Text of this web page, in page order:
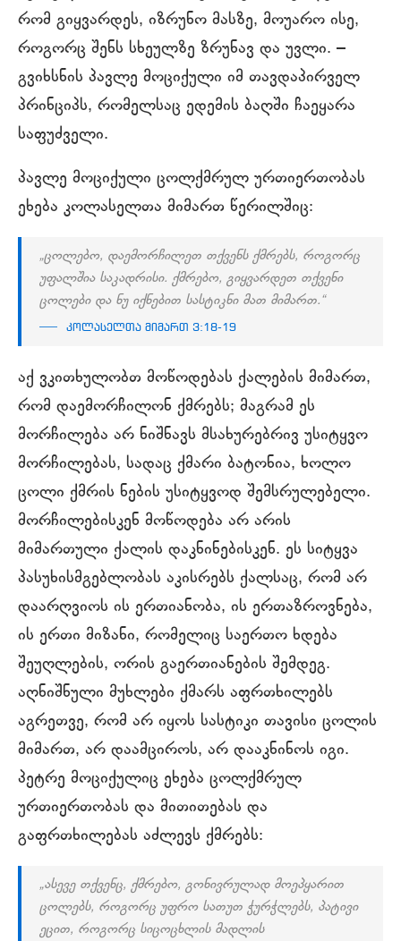
რომ გიყვარდეს, იზრუნო მასზე, მოუარო ისე,
როგორც შენს სხეულზე ზრუნავ და უვლი. –
გვიხსნის პავლე მოციქული იმ თავდაპირველ
პრინციპს, რომელსაც ედემის ბაღში ჩაეყარა
საფუძველი.
პავლე მოციქული ცოლქმრულ ურთიერთობას
ეხება კოლასელთა მიმართ წერილშიც:
„ცოლებო, დაემორჩილეთ თქვენს ქმრებს, როგორც
უფალშია საკადრისი. ქმრებო, გიყვარდეთ თქვენი
ცოლები და ნუ იქნებით სასტიკნი მათ მიმართ.“
კოლასელთა მიმართ 3:18-19
აქ ვკითხულობთ მოწოდებას ქალების მიმართ,
რომ დაემორჩილონ ქმრებს; მაგრამ ეს
მორჩილება არ ნიშნავს მსახურებრივ უსიტყვო
მორჩილებას, სადაც ქმარი ბატონია, ხოლო
ცოლი ქმრის ნების უსიტყვოდ შემსრულებელი.
მორჩილებისკენ მოწოდება არ არის
მიმართული ქალის დაკნინებისკენ. ეს სიტყვა
პასუხისმგებლობას აკისრებს ქალსაც, რომ არ
დაარღვიოს ის ერთიანობა, ის ერთაზროვნება,
ის ერთი მიზანი, რომელიც საერთო ხდება
შეუღლების, ორის გაერთიანების შემდეგ.
აღნიშნული მუხლები ქმარს აფრთხილებს
აგრეთვე, რომ არ იყოს სასტიკი თავისი ცოლის
მიმართ, არ დაამციროს, არ დააკნინოს იგი.
პეტრე მოციქულიც ეხება ცოლქმრულ
ურთიერთობას და მითითებას და
გაფრთხილებას აძლევს ქმრებს:
„ასევე თქვენც, ქმრებო, გონივრულად მოეპყარით
ცოლებს, როგორც უფრო სათუთ ჭურჭლებს, პატივი
ეცით, როგორც სიცოცხლის მადლის